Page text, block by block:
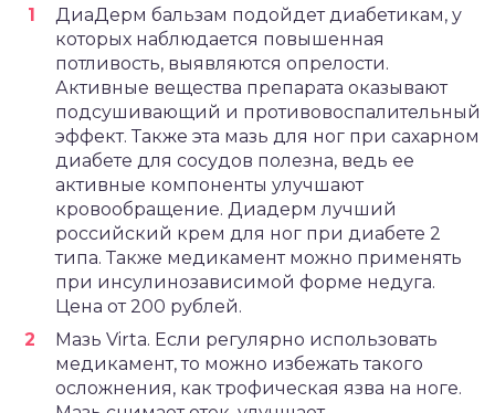
ДиаДерм бальзам подойдет диабетикам, у
которых наблюдается повышенная
потливость, выявляются опрелости.
Активные вещества препарата оказывают
подсушивающий и противовоспалительный
эффект. Также эта мазь для ног при сахарном
диабете для сосудов полезна, ведь ее
активные компоненты улучшают
кровообращение. Диадерм лучший
российский крем для ног при диабете 2
типа. Также медикамент можно применять
при инсулинозависимой форме недуга.
Цена от 200 рублей.
Мазь Virta. Если регулярно использовать
медикамент, то можно избежать такого
осложнения, как трофическая язва на ноге.